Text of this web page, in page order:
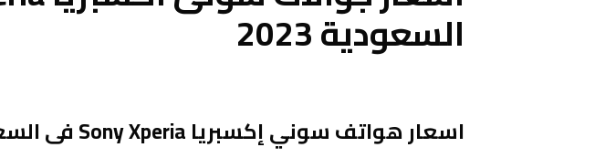
السعودية 2023
اسعار هواتف سوني إكسبريا Sony Xperia فى السعودية